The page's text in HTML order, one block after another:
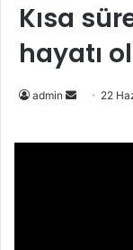
Kısa
hayatı
admin
Bir
22